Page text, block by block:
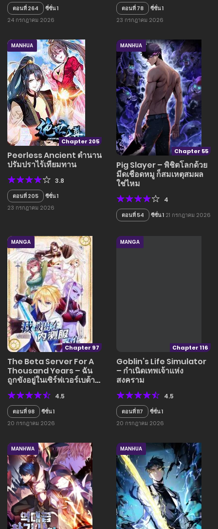
ตอนที่ 264
ซี่ซั่น 1
24 กรกฎาคม 2026
ตอนที่ 78
ซี่ซั่น 1
23 กรกฎาคม 2026
Chapter 205
MANHUA
Peerless Ancient ตำนาน
ปรัมปราไร้เทียมทาน
3.8
ตอนที่ 205
ซีซั่น 1
23 กรกฎาคม 2026
Chapter 55
MANHUA
Pig Slayer – พิชิตโลกด้วย
มีดเชือดหมู ก็สมเหตุสมผล
ใช่ไหม
4
ตอนที่ 54 ซีซั่น 1 21 กรกฎาคม 2026
Chapter 97
MANGA
The Beta Server For A
Thousand Years – ฉัน
ถูกขังอยู่ในเซิร์ฟเวอร์เบต้า
มาถึงพันปี
4.5
ตอนที่ 98
ซีซั่น 1
20 กรกฎาคม 2026
Chapter 116
MANGA
Goblin’s Life Simulator
– กำเนิดเทพเจ้าแห่ง
สงคราม
4.5
ตอนที่ 117
ซี่ซั่น 1
20 กรกฎาคม 2026
MANHWA MANHUA